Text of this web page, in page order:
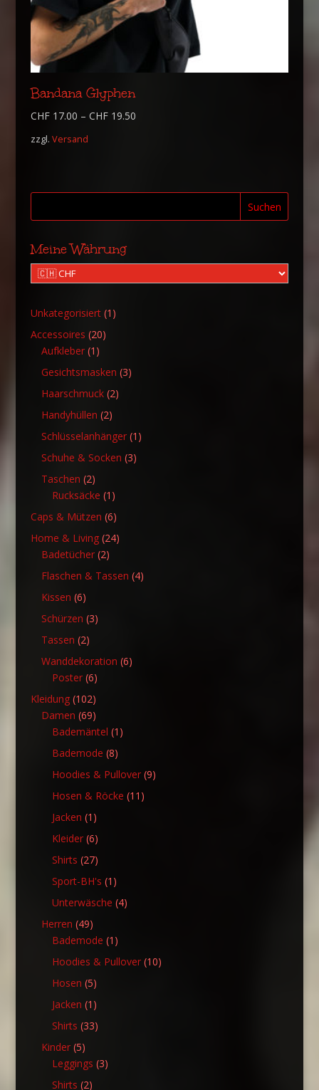
Bandana Glyphen
CHF17.00 – CHF19.50
zzgl. Versand
Suchen
Meine Währung
Unkategorisiert 1 1
Accessoires 2020
Aufkleber 1 1
Produkt
Gesichtsmasken 33
Haarschmuck 22
Handyhüllen 22
Produkte
Schlüsselanhänger 1 1
Schuhe & Socken 33
Taschen 22
Produkte
Rucksäcke 1 1
Produkt
Caps & Mützen 66
Produkte
Home & Living 2424
Badetücher 22
Produkte
Flaschen & Tassen 44
Kissen 66
Produkte
Schürzen 33
Tassen 22
Produkte
Wanddekoration 66
Poster 66
Produkte
Kleidung 102102
Produkte
Damen 6969
Produkte
Bademäntel 1 1
Bademode 88
Produkte
Hoodies & Pullover 99
Hosen & Röcke 11 11
Jacken 1 1
Produkt
Kleider 66
Produkte
Shirts 2727
Produkte
Sport-BH's 1 1
Produkt
Unterwäsche 44
Herren 4949
Produkte
Bademode 1 1
Produkt
Hoodies & Pullover 1010
Hosen 55
Produkte
Jacken 1 1
Produkt
Shirts 3333
Kinder 55
Produkte
Leggings 33
Shirts 22